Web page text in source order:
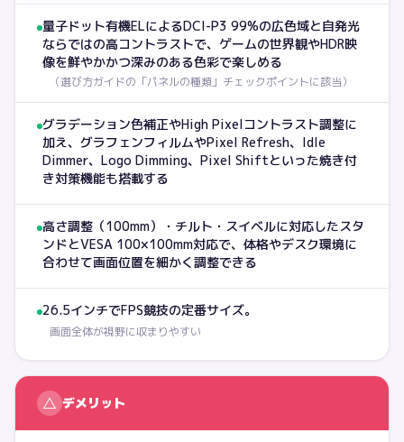
量子ドット有機ELによるDCI-P3 99%の広色域と自発光
ならではの高コントラストで、ゲームの世界観やHDR映
像を鮮やかかつ深みのある色彩で楽しめる
（選び方ガイドの「パネルの種類」チェックポイントに該当）
グラデーション色補正やHigh Pixelコントラスト調整に
加え、グラフェンフィルムやPixel Refresh、Idle
Dimmer、Logo Dimming、Pixel Shiftといった焼き付
き対策機能も搭載する
高さ調整（100mm）・チルト・スイベルに対応したスタ
ンドとVESA 100×100mm対応で、体格やデスク環境に
合わせて画面位置を細かく調整できる
26.5インチでFPS競技の定番サイズ。
画面全体が視野に収まりやすい
△ デメリット